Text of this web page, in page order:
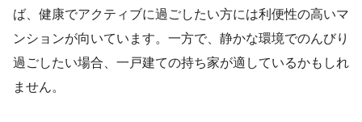
ば、健康でアクティブに過ごしたい方には利便性の高いマ
ンションが向いています。一方で、静かな環境でのんびり
過ごしたい場合、一戸建ての持ち家が適しているかもしれ
ません。